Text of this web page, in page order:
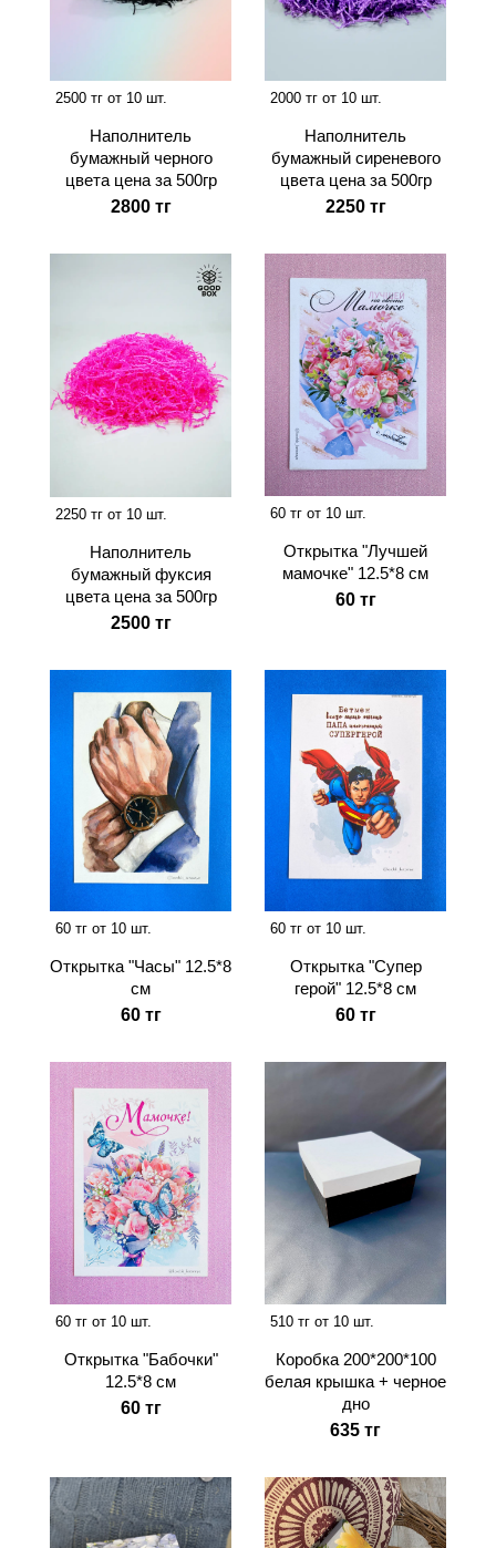
2500 тг от 10 шт.
Наполнитель
бумажный черного
цвета цена за 500гр
2800 тг
2000 тг от 10 шт.
Наполнитель
бумажный сиреневого
цвета цена за 500гр
2250 тг
2250 тг от 10 шт.
Наполнитель
бумажный фуксия
цвета цена за 500гр
2500 тг
60 тг от 10 шт.
Открытка "Лучшей
мамочке" 12.5*8 см
60 тг
60 тг от 10 шт.
Открытка "Часы" 12.5*8
см
60 тг
60 тг от 10 шт.
Открытка "Супер
герой" 12.5*8 см
60 тг
60 тг от 10 шт.
Открытка "Бабочки"
12.5*8 см
60 тг
510 тг от 10 шт.
Коробка 200*200*100
белая крышка + черное
дно
635 тг